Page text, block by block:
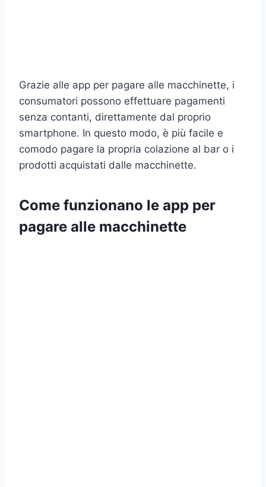
Grazie alle app per pagare alle macchinette, i
consumatori possono effettuare pagamenti
senza contanti, direttamente dal proprio
smartphone. In questo modo, è più facile e
comodo pagare la propria colazione al bar o i
prodotti acquistati dalle macchinette.
Come funzionano le app per
pagare alle macchinette